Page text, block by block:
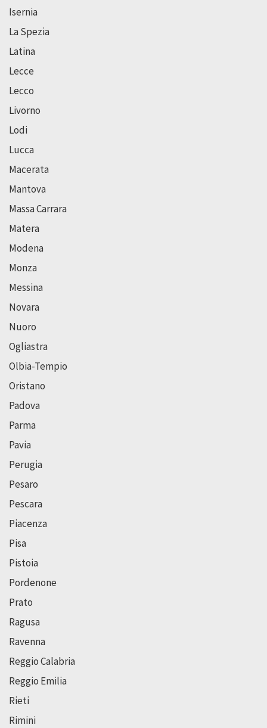
Isernia
La Spezia
Latina
Lecce
Lecco
Livorno
Lodi
Lucca
Macerata
Mantova
Massa Carrara
Matera
Modena
Monza
Messina
Novara
Nuoro
Ogliastra
Olbia-Tempio
Oristano
Padova
Parma
Pavia
Perugia
Pesaro
Pescara
Piacenza
Pisa
Pistoia
Pordenone
Prato
Ragusa
Ravenna
Reggio Calabria
Reggio Emilia
Rieti
Rimini